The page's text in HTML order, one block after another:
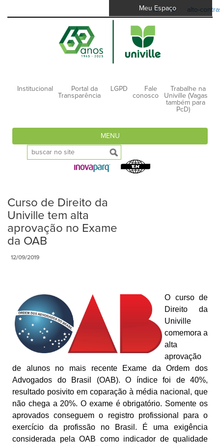
A- A+ alto-
Meu Espaço
Institucional
Portal da
Transparência
LGPD
Fale
conosco
Trabalhe na
Univille (Vagas
também para
PcD)
MENU
Curso de Direito da
Univille tem alta
aprovação no Exame
da OAB
12/09/2019
O curso de
Direito da
Univille
comemora a
alta
aprovação
de alunos no mais recente Exame da Ordem dos
Advogados do Brasil (OAB). O índice foi de 40%,
resultado posivito em coparação à média nacional, que
não chega a 20%.O exame é obrigatório. Somente os
aprovados conseguem o registro profissional para o
exercício da profissão no Brasil. É uma exigência
considerada pela OAB como indicador de qualidade